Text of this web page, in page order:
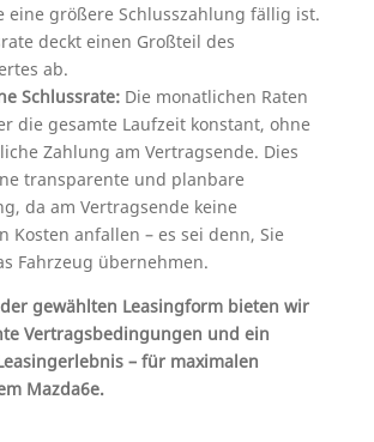
eine größere Schlusszahlung fällig ist.
deckt einen Großteil des
ab.
Schlussrate: Die monatlichen Raten
die gesamte Laufzeit konstant, ohne
Zahlung am Vertragsende. Dies
transparente und planbare
da am Vertragsende keine
Kosten anfallen – es sei denn, Sie
Fahrzeug übernehmen.
gewählten Leasingform bieten wir
Vertragsbedingungen und ein
– für maximalen
Mazda6e.